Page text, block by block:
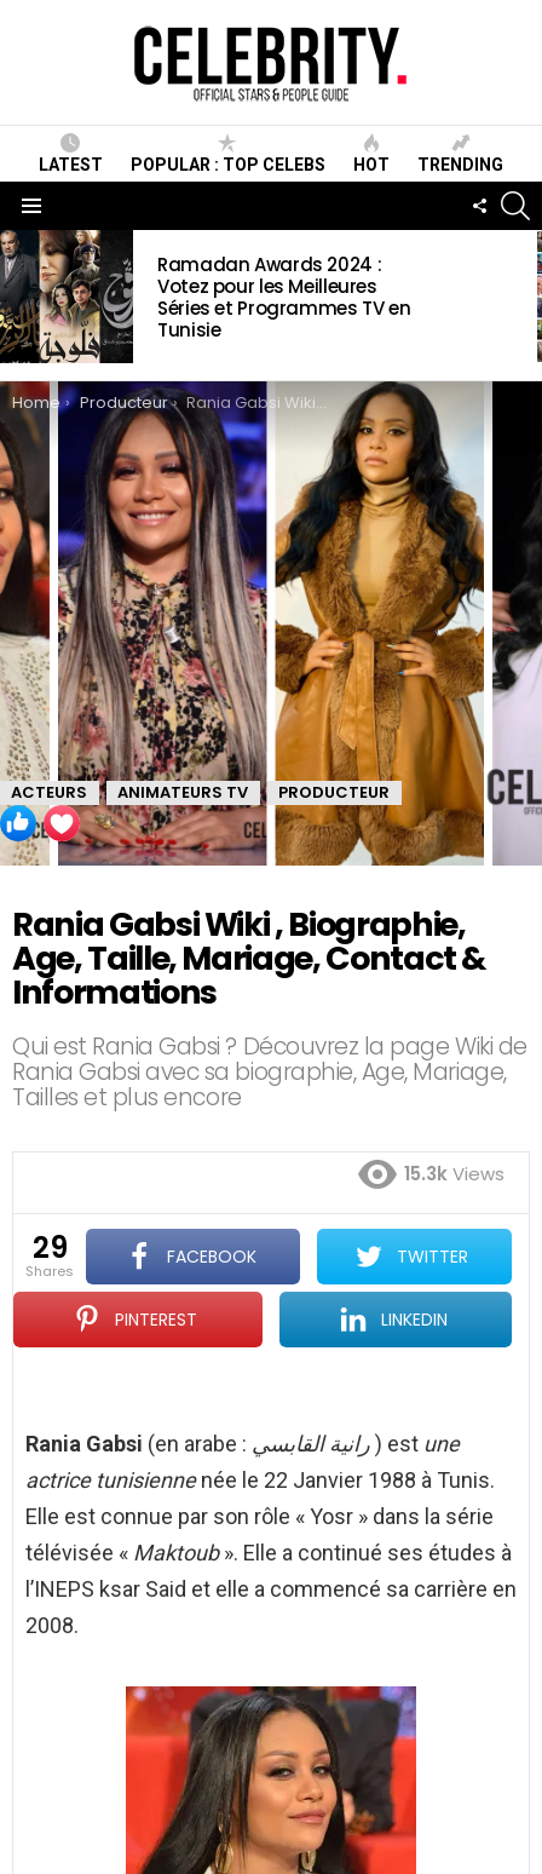
LATEST POPULAR : TOP CELEBS HOT TRENDING
LATEST
STORIES
Ramadan Awards 2024 :
Votez pour les Meilleures
Séries et Programmes TV en
Tunisie
You are here:
Home Producteur Rania Gabsi Wiki , Biographie, Age, Taille, Mariage, Contact & Informations
ACTEURS , ANIMATEURS TV , PRODUCTEUR
Rania Gabsi Wiki , Biographie,
Age, Taille, Mariage, Contact &
Informations
Qui est Rania Gabsi ? Découvrez la page Wiki de
Rania Gabsi avec sa biographie, Age, Mariage,
Tailles et plus encore
15.3kViews
29
shares
FACEBOOK TWITTER
PINTEREST LINKEDIN
Rania Gabsi (en arabe : رانية القابسي) est une
actrice tunisiennenée le 22 Janvier 1988 à Tunis.
Elle est connue par son rôle « Yosr » dans la série
télévisée « Maktoub». Elle a continué ses études à
l’INEPS ksar Said et elle a commencé sa carrière en
2008.